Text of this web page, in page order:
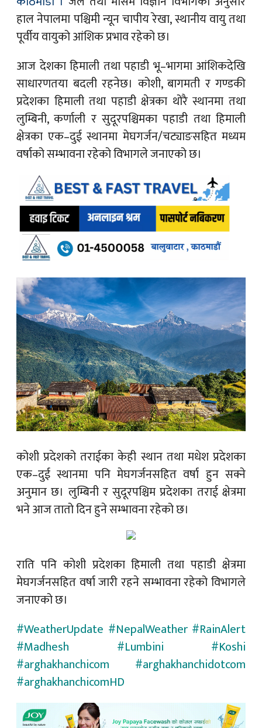
हाल नेपालमा पश्चिमी न्यून चापीय रेखा, स्थानीय वायु तथा
पूर्वीय वायुको आंशिक प्रभाव रहेको छ।
आज देशका हिमाली तथा पहाडी भू–भागमा आंशिकदेखि
साधारणतया बदली रहनेछ। कोशी, बागमती र गण्डकी
प्रदेशका हिमाली तथा पहाडी क्षेत्रका थोरै स्थानमा तथा
लुम्बिनी, कर्णाली र सुदूरपश्चिमका पहाडी तथा हिमाली
क्षेत्रका एक–दुई स्थानमा मेघगर्जन/चट्याङसहित मध्यम
वर्षाको सम्भावना रहेको विभागले जनाएको छ।
कोशी प्रदेशको तराईका केही स्थान तथा मधेश प्रदेशका
एक–दुई स्थानमा पनि मेघगर्जनसहित वर्षा हुन सक्ने
अनुमान छ। लुम्बिनी र सुदूरपश्चिम प्रदेशका तराई क्षेत्रमा
भने आज तातो दिन हुने सम्भावना रहेको छ।
राति पनि कोशी प्रदेशका हिमाली तथा पहाडी क्षेत्रमा
मेघगर्जनसहित वर्षा जारी रहने सम्भावना रहेको विभागले
जनाएको छ।
#WeatherUpdate #NepalWeather #RainAlert
#Madhesh #Lumbini #Koshi
#arghakhanchicom #arghakhanchidotcom
#arghakhanchicomHD